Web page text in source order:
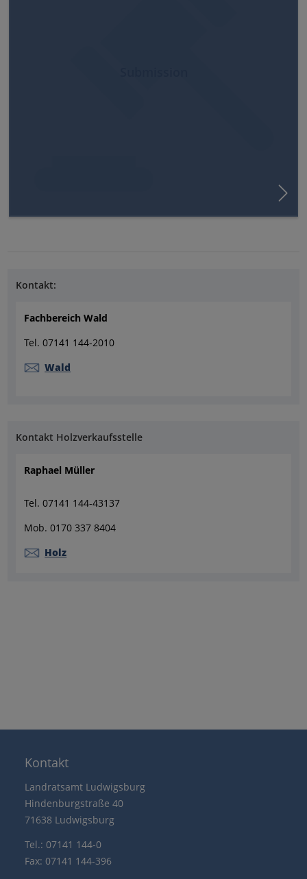
Kontakt:
Fachbereich Wald
Tel. 07141 144-2010
Wald
Kontakt Holzverkaufsstelle
Raphael Müller
Tel. 07141 144-43137
Mob. 0170 337 8404
Holz
Kontakt
Landratsamt Ludwigsburg
Hindenburgstraße 40
71638 Ludwigsburg
Tel.: 07141 144-0
Fax: 07141 144-396